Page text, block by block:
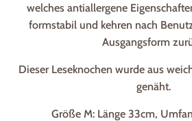
welches antiallergene
formstabil und kehren nach
Ausgangsform
Dieser Leseknochen wurde aus
genäht.
Größe M: Länge 33cm,